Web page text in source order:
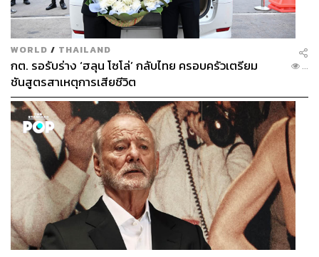
WORLD / THAILAND
กต. รอรับร่าง ‘ฮลุน โซโล่’ กลับไทย ครอบครัวเตรียม
ชันสูตรสาเหตุการเสียชีวิต
...